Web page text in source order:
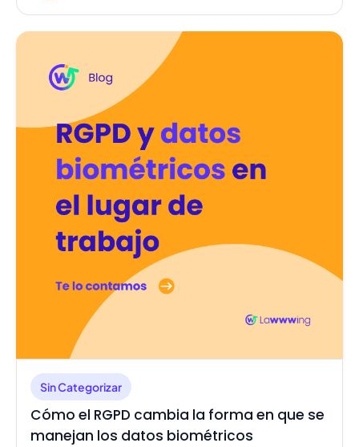
Sin Categorizar
Cómo el RGPD cambia la forma en que se
manejan los datos biométricos